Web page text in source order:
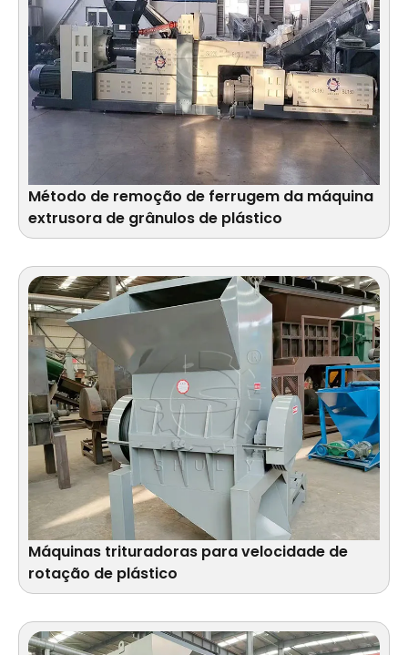
Método de remoção de ferrugem da máquina
extrusora de grânulos de plástico
Máquinas trituradoras para velocidade de
rotação de plástico